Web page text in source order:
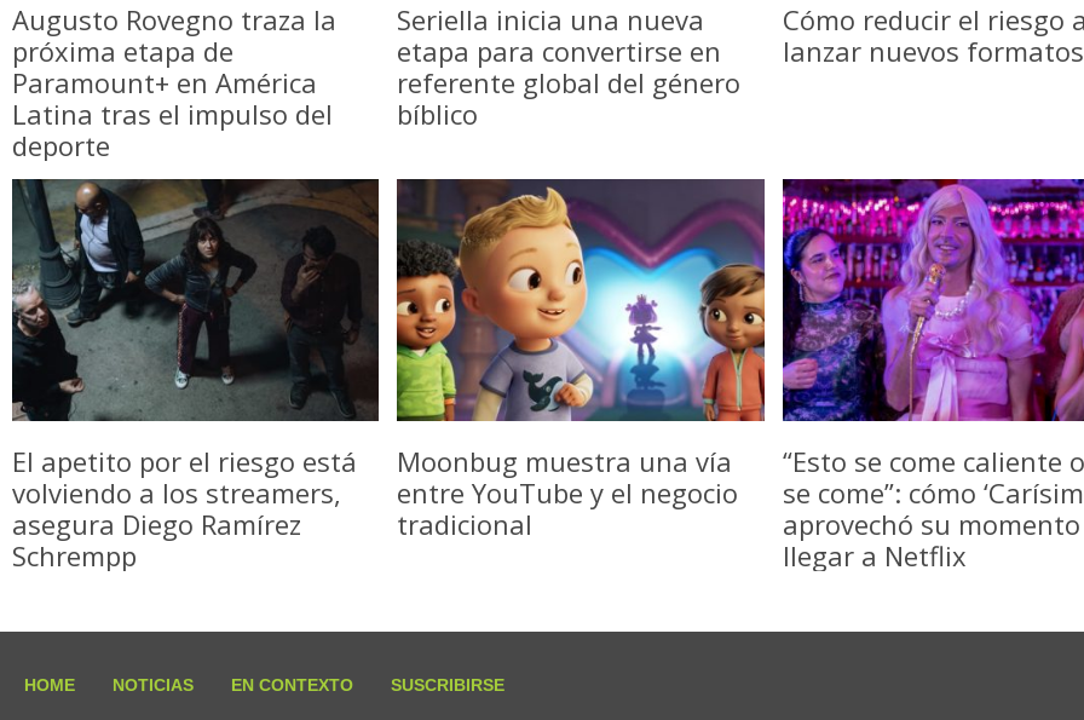
Augusto Rovegno traza la
próxima etapa de
Paramount+ en América
Latina tras el impulso del
deporte
Seriella inicia una nueva
etapa para convertirse en
referente global del género
bíblico
Cómo reducir el riesgo
lanzar nuevos formatos
El apetito por el riesgo está
volviendo a los streamers,
asegura Diego Ramírez
Schrempp
Moonbug muestra una vía
entre YouTube y el negocio
tradicional
“Esto se come caliente
se come”: cómo
aprovechó su
llegar a Netflix
HOME NOTICIAS EN CONTEXTO SUSCRIBIRSE